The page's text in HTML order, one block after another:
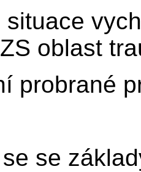
situace
oblast
probrané
se